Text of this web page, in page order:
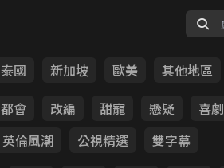
泰國 新加坡 歐美
其他地區
都會 改編 甜寵 懸疑 喜劇
英倫風潮 公視精選
雙字幕